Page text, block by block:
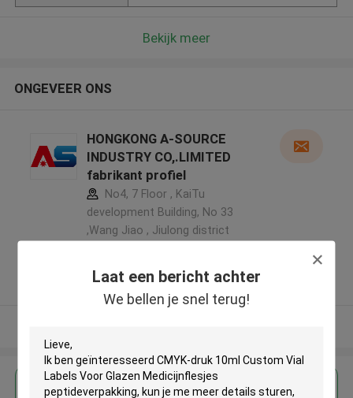
Laat een bericht achter
We bellen je snel terug!
Bekijk meer
ONGEVEER ONS
HONGKONG A-SOURCE
INDUSTRY CO,.LIMITED
fabrikant profiel
No4, 7 Floor , KaiTu
development Building, No 33
,Wang Jiao , Jiulong district
Geverifieerde Leverancier
Krijg de beste prijs voor